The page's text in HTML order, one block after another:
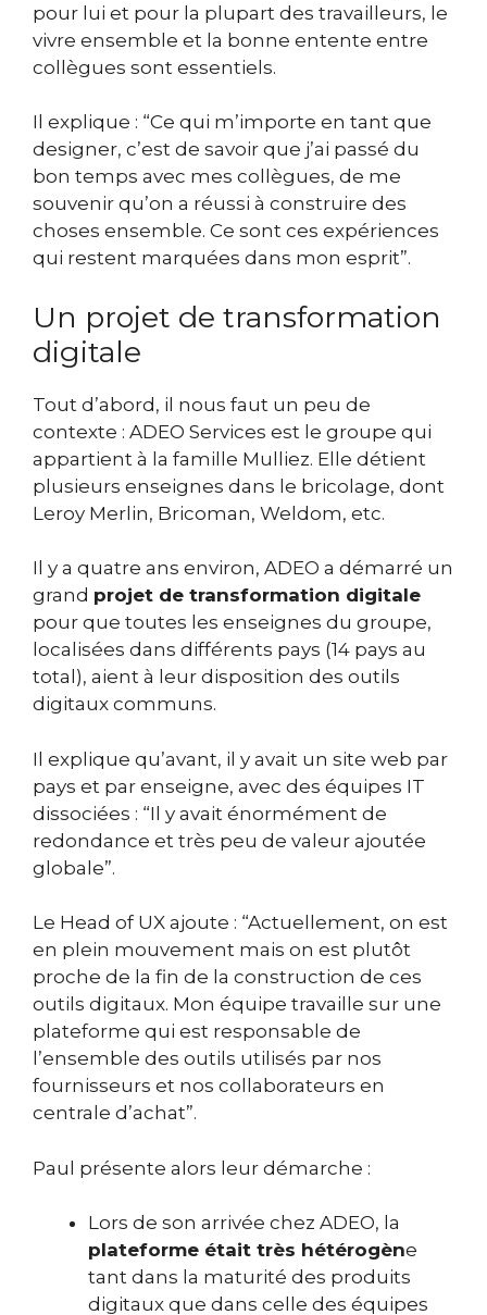
pour lui et pour la plupart des travailleurs, le
vivre ensemble et la bonne entente entre
collègues sont essentiels.
Il explique : “Ce qui m’importe en tant que
designer, c’est de savoir que j’ai passé du
bon temps avec mes collègues, de me
souvenir qu’on a réussi à construire des
choses ensemble. Ce sont ces expériences
qui restent marquées dans mon esprit”.
Un projet de transformation
digitale
Tout d’abord, il nous faut un peu de
contexte : ADEO Services est le groupe qui
appartient à la famille Mulliez. Elle détient
plusieurs enseignes dans le bricolage, dont
Leroy Merlin, Bricoman, Weldom, etc.
Il y a quatre ans environ, ADEO a démarré un
grand projet de transformation digitale
pour que toutes les enseignes du groupe,
localisées dans différents pays (14 pays au
total), aient à leur disposition des outils
digitaux communs.
Il explique qu’avant, il y avait un site web par
pays et par enseigne, avec des équipes IT
dissociées : “Il y avait énormément de
redondance et très peu de valeur ajoutée
globale”.
Le Head of UX ajoute : “Actuellement, on est
en plein mouvement mais on est plutôt
proche de la fin de la construction de ces
outils digitaux. Mon équipe travaille sur une
plateforme qui est responsable de
l’ensemble des outils utilisés par nos
fournisseurs et nos collaborateurs en
centrale d’achat”.
Paul présente alors leur démarche :
Lors de son arrivée chez ADEO, la
plateforme était très hétérogène
tant dans la maturité des produits
digitaux que dans celle des équipes